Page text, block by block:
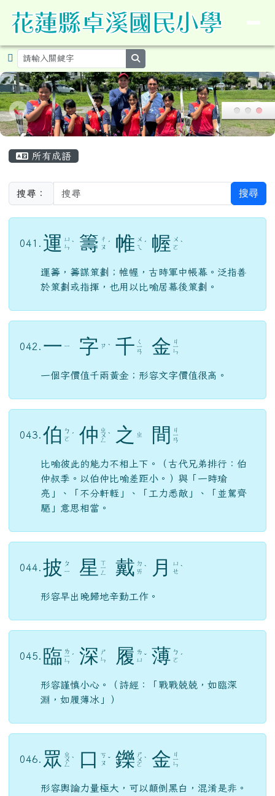
花蓮縣卓溪鄉卓溪國民小學暨附設
導覽列
所有成語
搜尋： 搜尋
041. 運 ㄩ
ㄣ ˋ 籌 ㄔ
ㄡ ˊ 帷 ㄨ
ㄟ
ˊ 幄 ㄨ
ㄛ ˋ
運籌，籌謀策劃；帷幄，古時軍中帳幕。泛指善
於策劃或指揮，也用以比喻居幕後策劃。
042. 一 ㄧ 字 ㄗ ˋ 千 ㄑ
ㄧ
ㄢ 金 ㄐ
ㄧ
ㄣ
一個字價值千兩黃金；形容文字價值很高。
043. 伯 ㄅ
ㄛ ˊ 仲 ㄓ
ㄨ
ㄥ
ˋ 之 ㄓ 間 ㄐ
ㄧ
ㄢ
比喻彼此的能力不相上下。（古代兄弟排行：伯
仲叔季。以伯仲比喻差距小。）與「一時瑜
亮」、「不分軒輊」、「工力悉敵」、「並駕齊
驅」意思相當。
044. 披 ㄆ
ㄧ
星 ㄒ
ㄧ
ㄥ 戴 ㄉ
ㄞ ˋ 月
ㄩ
ㄝ ˋ
形容早出晚歸地辛勤工作。
045. 臨 ㄌ
ㄧ
ㄣ
ˊ 深 ㄕ
ㄣ
履 ㄌ
ㄩ ˇ 薄 ㄅ
ㄛ ˊ
形容謹慎小心。（詩經：「戰戰兢兢，如臨深
淵，如履薄冰」）
046. 眾 ㄓ
ㄨ
ㄥ
ˋ 口
ㄎ
ㄡ ˇ 鑠 ㄕ
ㄨ
ㄛ
ˋ 金 ㄐ
ㄧ
ㄣ
形容輿論力量極大，可以顛倒黑白，混淆是非。